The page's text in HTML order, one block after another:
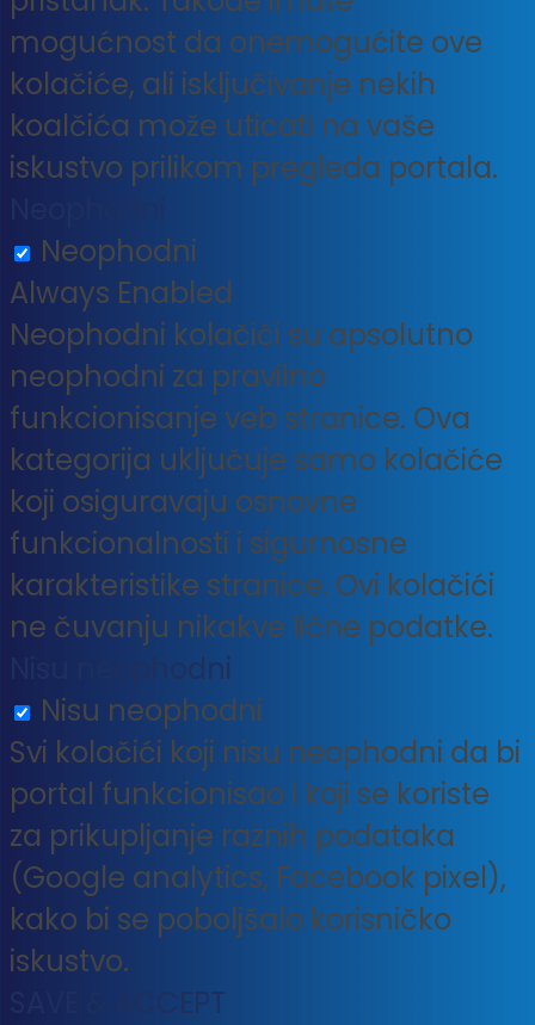
mogućnost da onemogućite ove
kolačiće, ali isključivanje nekih
koalčića može uticati na vaše
iskustvo prilikom pregleda portala.
Neophodni
Always Enabled
Neophodni kolačići su apsolutno
neophodni za pravilno
funkcionisanje veb stranice. Ova
kategorija uključuje samo kolačiće
koji osiguravaju osnovne
funkcionalnosti i sigurnosne
karakteristike stranice. Ovi kolačići
ne čuvanju nikakve lične podatke.
Nisu neophodni
Nisu neophodni
Svi kolačići koji nisu neophodni da bi
portal funkcionisao i koji se koriste
za prikupljanje raznih podataka
(Google analytics, Facebook pixel),
kako bi se poboljšalo korisničko
iskustvo.
SAVE & ACCEPT